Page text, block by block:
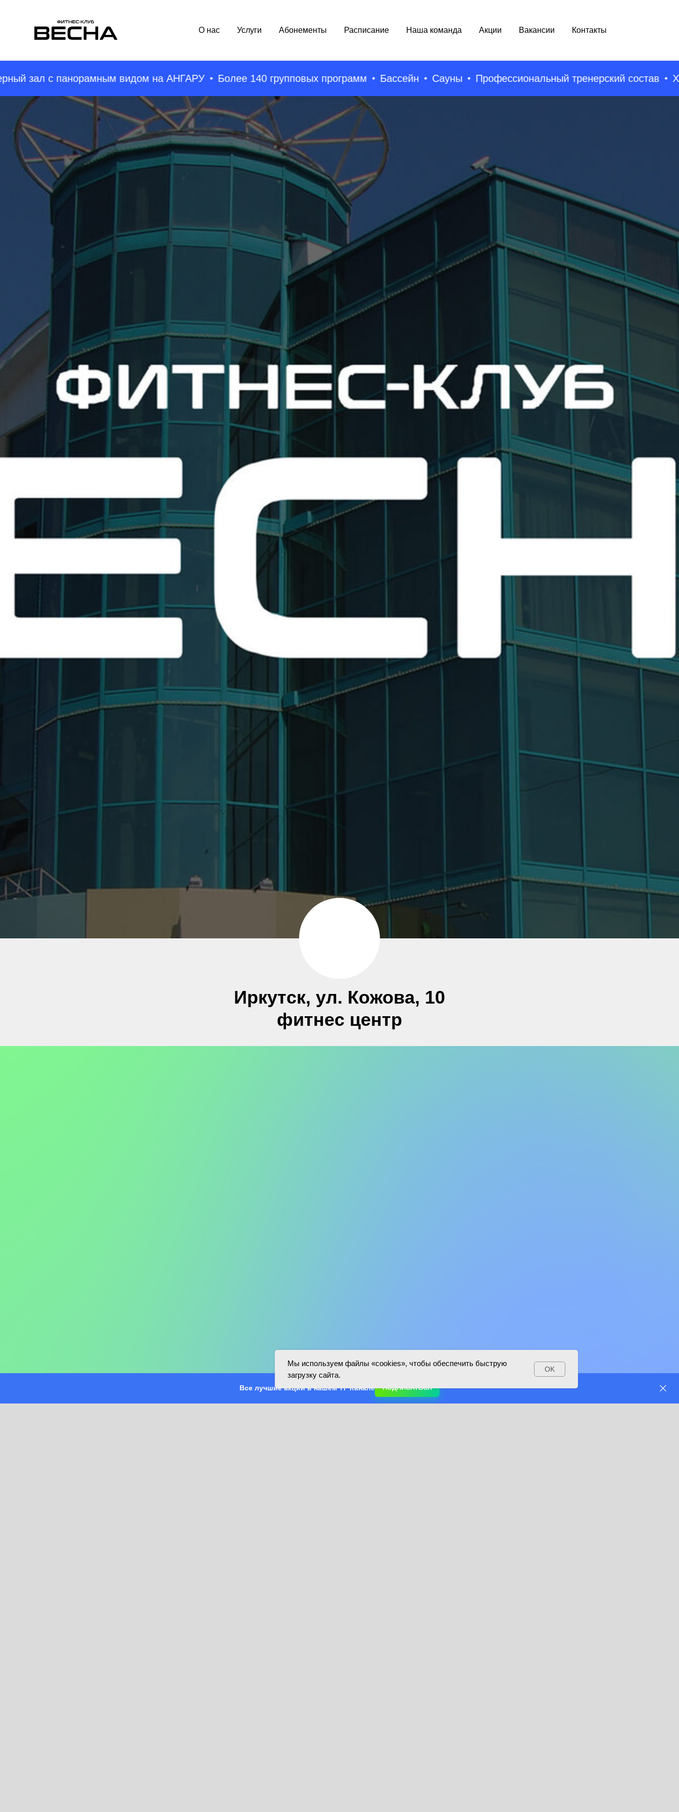
О нас Услуги Абонементы Расписание Наша команда Акции Вакансии Контакты
Все лучшие акции в нашем ТГ Канале ПОДПИСАТЬСЯ
Мы используем файлы «cookies», чтобы обеспечить быструю
загрузку сайта.
OK
с панорамным видом на АНГАРУ Более 140 групповых программ Бассейн Сауны Профессиональный тренерский состав Хаммам
Иркутск, ул. Кожова, 10
фитнес центр